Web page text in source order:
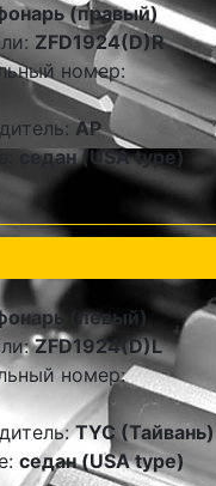
(правый)
ZFD1924(D)R
номер:
AP
седан (USA type)
(левый)
ZFD1924(D)L
номер:
TYC (Тайвань)
седан (USA type)